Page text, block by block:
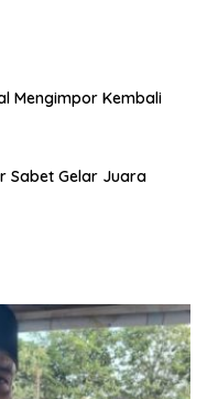
Mengimpor Kembali
Sabet Gelar Juara